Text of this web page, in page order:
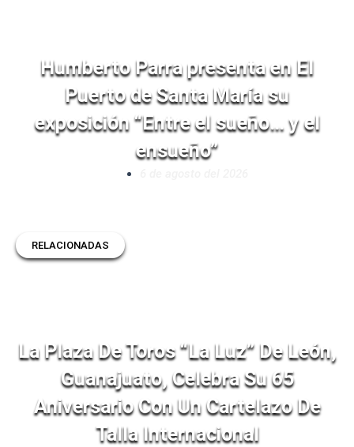
Humberto Parra presenta en El
Puerto de Santa María su
exposición “Entre el sueño… y el
ensueño”
RELACIONADAS
La Plaza De Toros “La Luz” De León,
Guanajuato, Celebra Su 65
Aniversario Con Un Cartelazo De
Talla Internacional